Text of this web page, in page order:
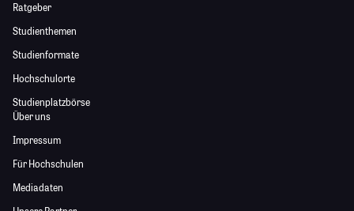
Ratgeber
Studienthemen
Studienformate
Hochschulorte
Studienplatzbörse
Über uns
Impressum
Für Hochschulen
Mediadaten